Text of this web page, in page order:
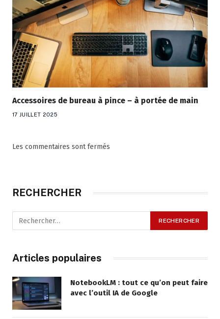
Accessoires de bureau à pince – à portée de main
17 JUILLET 2025
Les commentaires sont fermés
RECHERCHER
Articles populaires
NotebookLM : tout ce qu’on peut faire
avec l’outil IA de Google